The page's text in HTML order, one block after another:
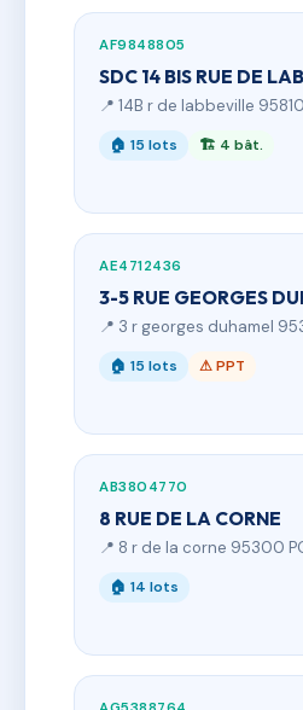
AF9848805
SDC 14 BIS RUE DE
📍 14B r de labbeville
🏠 15 lots 🏗 4 bât.
AE4712436
3-5 RUE GEORGES
📍 3 r georges duhamel
🏠 15 lots ⚠ PPT
AB3804770
8 RUE DE LA CORNE
📍 8 r de la corne 95300
🏠 14 lots